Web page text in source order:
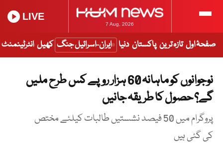
7 Aug, 2026
LIVE
صفحۂ اول تازہ ترین پاکستان دنیا ایران-اسرائیل جنگ کھیل انٹرٹینمنٹ
نوجوانوں کو ماہانہ 60 ہزار روپے کس طرح ملیں
گے؟ حصول کا طریقہ جانیں
پروگرام میں 50 فیصد نشستیں طالبات کیلئے مختص
کی گئی ہیں